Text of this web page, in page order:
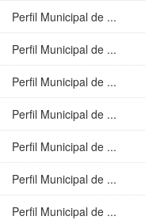
Perfil Municipal de ...
Perfil Municipal de ...
Perfil Municipal de ...
Perfil Municipal de ...
Perfil Municipal de ...
Perfil Municipal de ...
Perfil Municipal de ...